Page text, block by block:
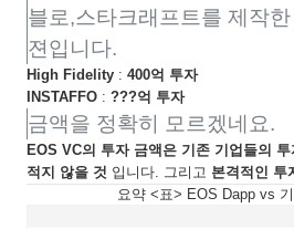
블로,스타크래프트를 제작한
젼입니다.
High Fidelity :400억 투자
INSTAFFO :???억 투자
금액을 정확히 모르겠네요.
EOS VC의 투자 금액은 기존 기업들의
적지 않을 것 입니다. 그리고 본격적인 투
요약 <표> EOS Dapp vs